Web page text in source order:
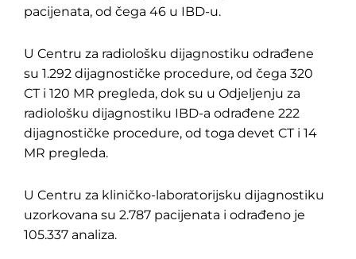
pacijenata, od čega 46 u IBD-u.
U Centru za radiološku dijagnostiku odrađene
su 1.292 dijagnostičke procedure, od čega 320
CT i 120 MR pregleda, dok su u Odjeljenju za
radiološku dijagnostiku IBD-a odrađene 222
dijagnostičke procedure, od toga devet CT i 14
MR pregleda.
U Centru za kliničko-laboratorijsku dijagnostiku
uzorkovana su 2.787 pacijenata i odrađeno je
105.337 analiza.